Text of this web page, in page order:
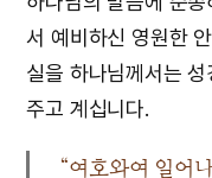
서 예비하신 영원한
실을 하나님께서는
주고 계십니다.
“여호와여 일어